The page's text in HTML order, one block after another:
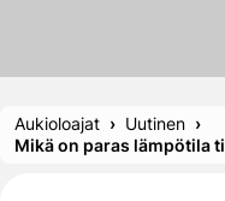
Aukioloajat
Uutinen
Mikä on paras lämpötila